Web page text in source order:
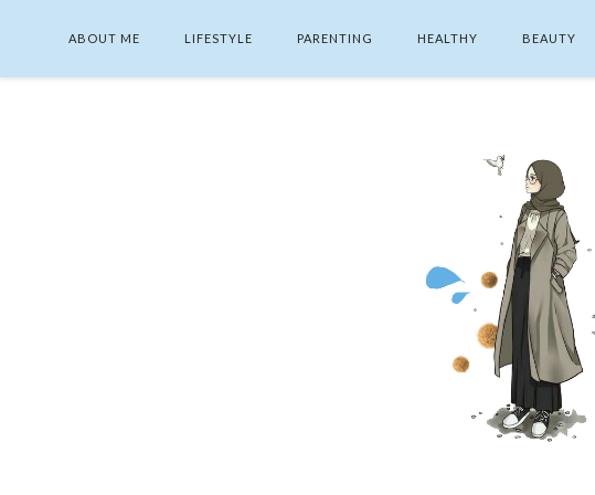
ABOUT ME LIFESTYLE PARENTING HEALTHY BEAUTY